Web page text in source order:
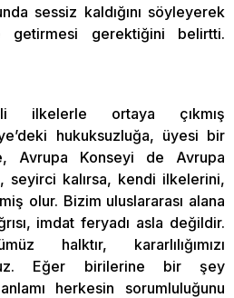
sessiz kaldığını söyleyerek
getirmesi gerektiğini belirtti.
ilkelerle ortaya çıkmış
hukuksuzluğa, üyesi bir
Avrupa Konseyi de Avrupa
seyirci kalırsa, kendi ilkelerini,
olur. Bizim uluslararası alana
imdat feryadı asla değildir.
halktır, kararlılığımızı
Eğer birilerine bir şey
herkesin sorumluluğunu